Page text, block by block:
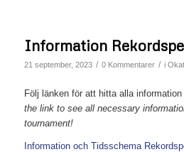
Information
21 september, 2023 / 0 Kommentarer / i
Följ länken för att hitta alla
the link to see all necessary
tournament!
Information och Tidsschema